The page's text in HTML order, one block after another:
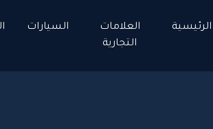
الرئيسية
العلامات
التجارية
السيارات